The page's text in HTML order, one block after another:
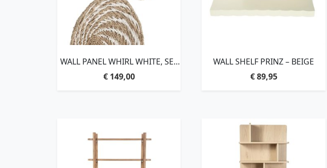
WALL PANEL WHIRL WHITE, SET
OF 3,Ø41×11 CM / Ø51×13 CM /
Ø61×14 CM, NATURAL / WHITE,
€149,00
WALL SHELF PRINZ – BEIGE
€89,95